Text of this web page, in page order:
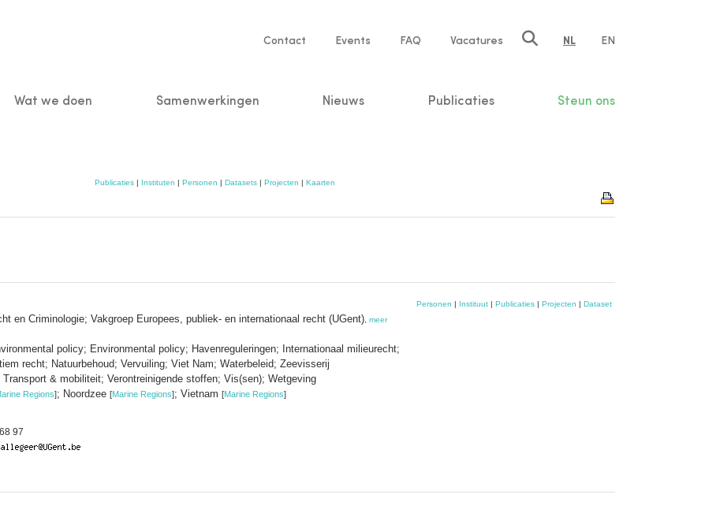
Service
Contact Events FAQ Vacatures NL EN
Wat we doen Samenwerkingen Nieuws Publicaties Steun ons
Publicaties| Instituten | Personen | Datasets| Projecten | Kaarten
en Criminologie; Vakgroep Europees, publiek- en internationaal recht (UGent) meer
policy; Environmental policy; Havenreguleringen; Internationaal milieurecht;
recht; Natuurbehoud; Vervuiling; Viet Nam; Waterbeleid; Zeevisserij
& mobiliteit; Verontreinigende stoffen; Vis(sen); Wetgeving
Regions]; Noordzee [Marine Regions]; Vietnam [Marine Regions]
97
Personen | Instituut | Publicaties | Projecten | Dataset